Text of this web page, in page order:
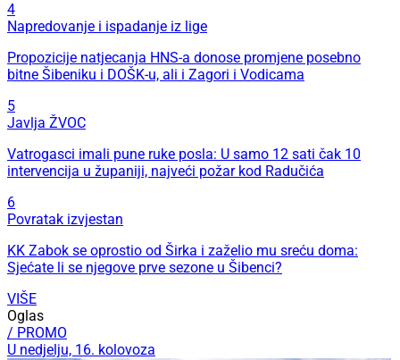
4
Napredovanje i ispadanje iz lige
Propozicije natjecanja HNS-a donose promjene posebno
bitne Šibeniku i DOŠK-u, ali i Zagori i Vodicama
5
Javlja ŽVOC
Vatrogasci imali pune ruke posla: U samo 12 sati čak 10
intervencija u županiji, najveći požar kod Radučića
6
Povratak izvjestan
KK Zabok se oprostio od Širka i zaželio mu sreću doma:
Sjećate li se njegove prve sezone u Šibenci?
VIŠE
Oglas
/ PROMO
U nedjelju, 16. kolovoza